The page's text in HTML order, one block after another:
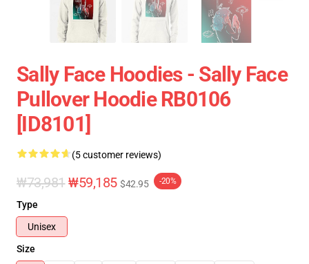
Sally Face Hoodies - Sally Face
Pullover Hoodie RB0106
[ID8101]
(5 customer reviews)
₩73,981 ₩59,185 $42.95 -20%
Type
Unisex
Size